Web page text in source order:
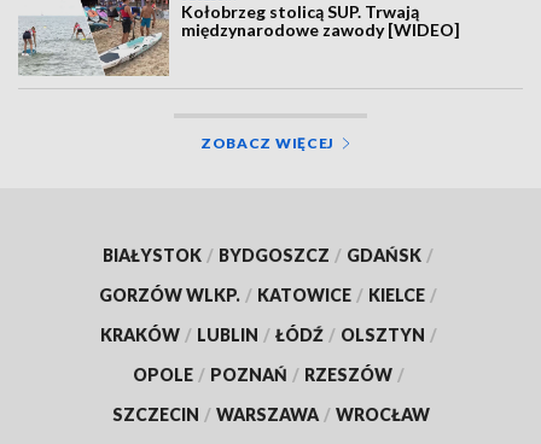
Kołobrzeg stolicą SUP. Trwają
międzynarodowe zawody [WIDEO]
ZOBACZ WIĘCEJ
BIAŁYSTOK / BYDGOSZCZ / GDAŃSK /
GORZÓW WLKP. / KATOWICE / KIELCE /
KRAKÓW / LUBLIN / ŁÓDŹ / OLSZTYN /
OPOLE / POZNAŃ / RZESZÓW /
SZCZECIN / WARSZAWA / WROCŁAW